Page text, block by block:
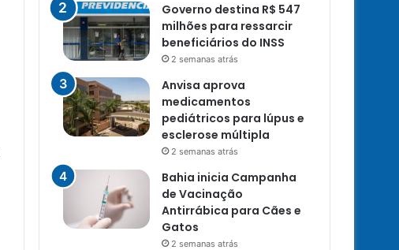
Governo destina R$ 547
milhões para ressarcir
beneficiários do INSS
2 semanas atrás
Anvisa aprova
medicamentos
pediátricos para lúpus e
esclerose múltipla
2 semanas atrás
Bahia inicia Campanha
de Vacinação
Antirrábica para Cães e
Gatos
2 semanas atrás